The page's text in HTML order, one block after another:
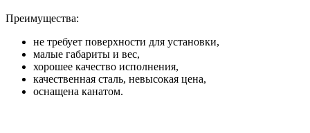
Преимущества:
не требует поверхности для установки,
малые габариты и вес,
хорошее качество исполнения,
качественная сталь, невысокая цена,
оснащена канатом.